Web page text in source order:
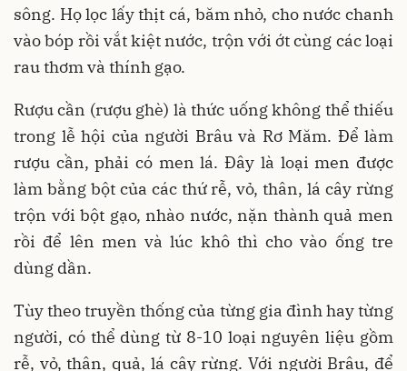
sông. Họ lọc lấy thịt cá, băm nhỏ, cho nước chanh
vào bóp rồi vắt kiệt nước, trộn với ớt cùng các loại
rau thơm và thính gạo.
Rượu cần (rượu ghè) là thức uống không thể thiếu
trong lễ hội của người Brâu và Rơ Măm. Để làm
rượu cần, phải có men lá. Đây là loại men được
làm bằng bột của các thứ rễ, vỏ, thân, lá cây rừng
trộn với bột gạo, nhào nước, nặn thành quả men
rồi để lên men và lúc khô thì cho vào ống tre
dùng dần.
Tùy theo truyền thống của từng gia đình hay từng
người, có thể dùng từ 8-10 loại nguyên liệu gồm
rễ, vỏ, thân, quả, lá cây rừng. Với người Brâu, để